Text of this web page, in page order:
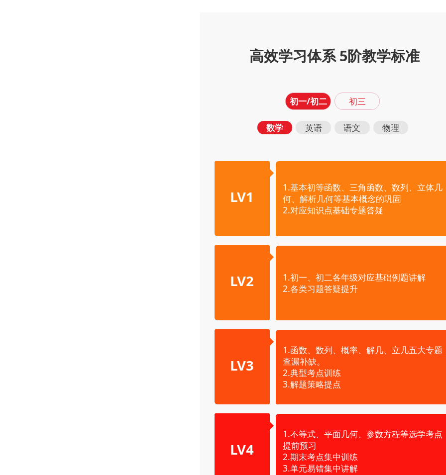
高效学习体系 5阶教学标准
初一/初二 初三
数学 英语 语文 物理
LV1
1.基本初等函数、三角函数、数列、立体几
何、解析几何等基本概念的巩固
2.对应知识点基础专题答疑
LV2
1.初一、初二各年级对应基础例题讲解
2.各类习题答疑提升
LV3
1.函数、数列、概率、解几、立几五大专题
查漏补缺。
2.典型考点训练
3.解题策略提点
LV4
1.不等式、平面几何、参数方程等选学考点
提前预习
2.期末考点集中训练
3.单元易错集中讲解